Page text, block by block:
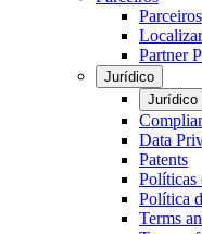
Parceiros
Partner
Jurídico
Jurídico
Data
Patents
Políticas
Política
Terms